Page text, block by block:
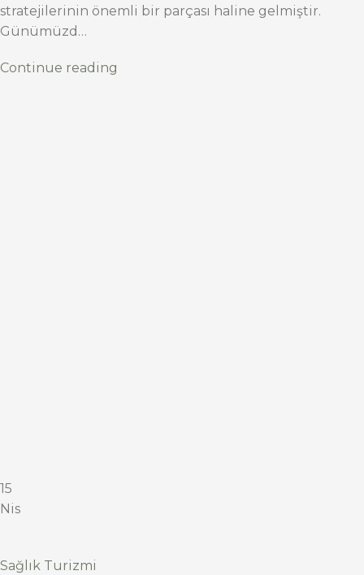
stratejilerinin önemli bir parçası haline gelmiştir.
Günümüzd…
Continue reading
15
Nis
Sağlık Turizmi